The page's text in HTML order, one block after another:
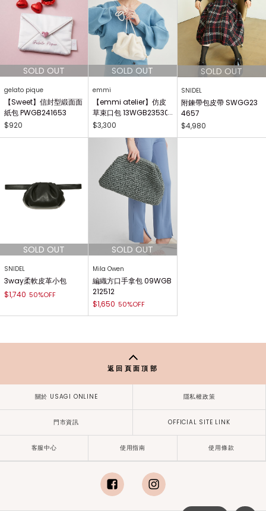
gelato pique
【Sweet】信封型緞面面
紙包 PWGB241653
$920
emmi
【emmi atelier】仿皮
草束口包 13WGB23530
2
$3,300
SNIDEL
附鍊帶包皮帶 SWGG23
4657
$4,980
SNIDEL
3way柔軟皮革小包
$1,740 50%OFF
Mila Owen
編織方口手拿包 09WGB
212512
$1,650 50%OFF
返回頁面頂部
關於 USAGI ONLINE 隱私權政策
門市資訊 OFFICIAL SITE LINK
客服中心 使用指南 使用條款